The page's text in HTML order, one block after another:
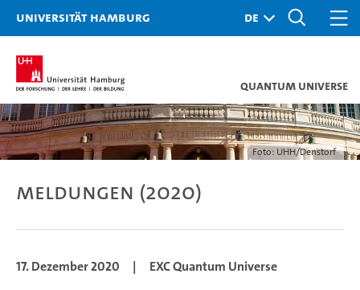
Universität Hamburg
Quantum Universe
Foto: UHH/Denstorf
Meldungen (2020)
17. Dezember 2020 | EXC Quantum Universe